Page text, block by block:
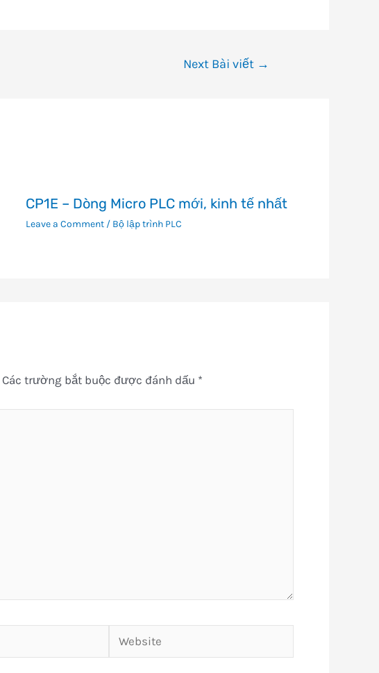
Next Bài viết →
CP1E – Dòng Micro PLC mới, kinh tế nhất
Leave a Comment / Bộ lập trình PLC
Các trường bắt buộc được đánh dấu *
Website